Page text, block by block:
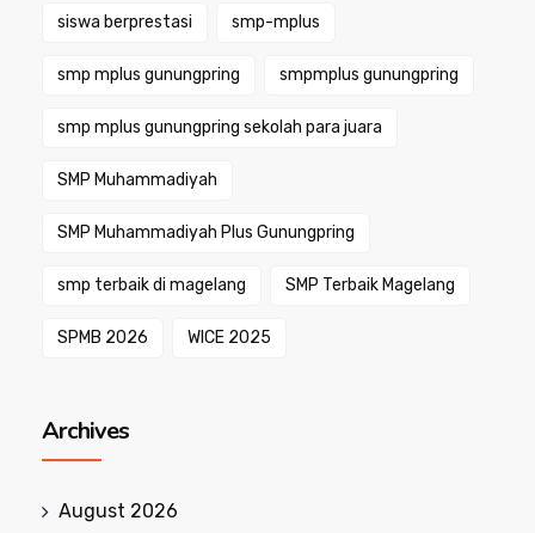
siswa berprestasi smp-mplus
smp mplus gunungpring smpmplus gunungpring
smp mplus gunungpring sekolah para juara
SMP Muhammadiyah
SMP Muhammadiyah Plus Gunungpring
smp terbaik di magelang SMP Terbaik Magelang
SPMB 2026 WICE 2025
Archives
August 2026